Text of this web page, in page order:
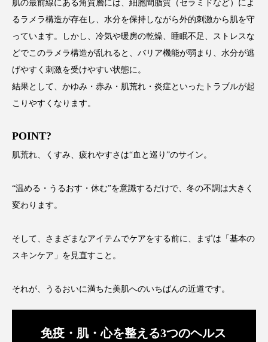
スマートリング セーフプレイス
セラミド保湿 セルフケア
ソーシャルウェルネス ソーシャルコマース
タンパク質
ドライヤー 温度 髪 ダメージ ナイアシンアミド
ナイトプロテイン ナイトルーティン 金木犀
パーフェクト株式会社 バイオハッキング
ハロウィン後スキンケア
肌の最前線にある角質層には、細胞間脂質（セラミドなど）によ
るラメラ構造が存在し、水分を保持しながら外的刺激から肌を守
っています。しかし、冷気や暖房の乾燥、睡眠不足、ストレスな
どでこのラメラ構造が乱れると、バリア機能が弱まり、水分が逃
げやすく刺激を受けやすい状態に。
結果として、かゆみ・赤み・肌荒れ・炎症といったトラブルが起
こりやすくなります。
POINT?
肌荒れ、くすみ、疲れやすさは“血と巡り”のサイン。
“温める・うるおす・休む”を意識するだけで、冬の不調は大きく
変わります。
そして、さまざまなアイテムでケアをする前に、まずは「基本の
スキンケア」を見直すこと。
それが、うるおいに満ちた美肌へのいちばんの近道です。
免疫・肌・心を整える3つのヘルス